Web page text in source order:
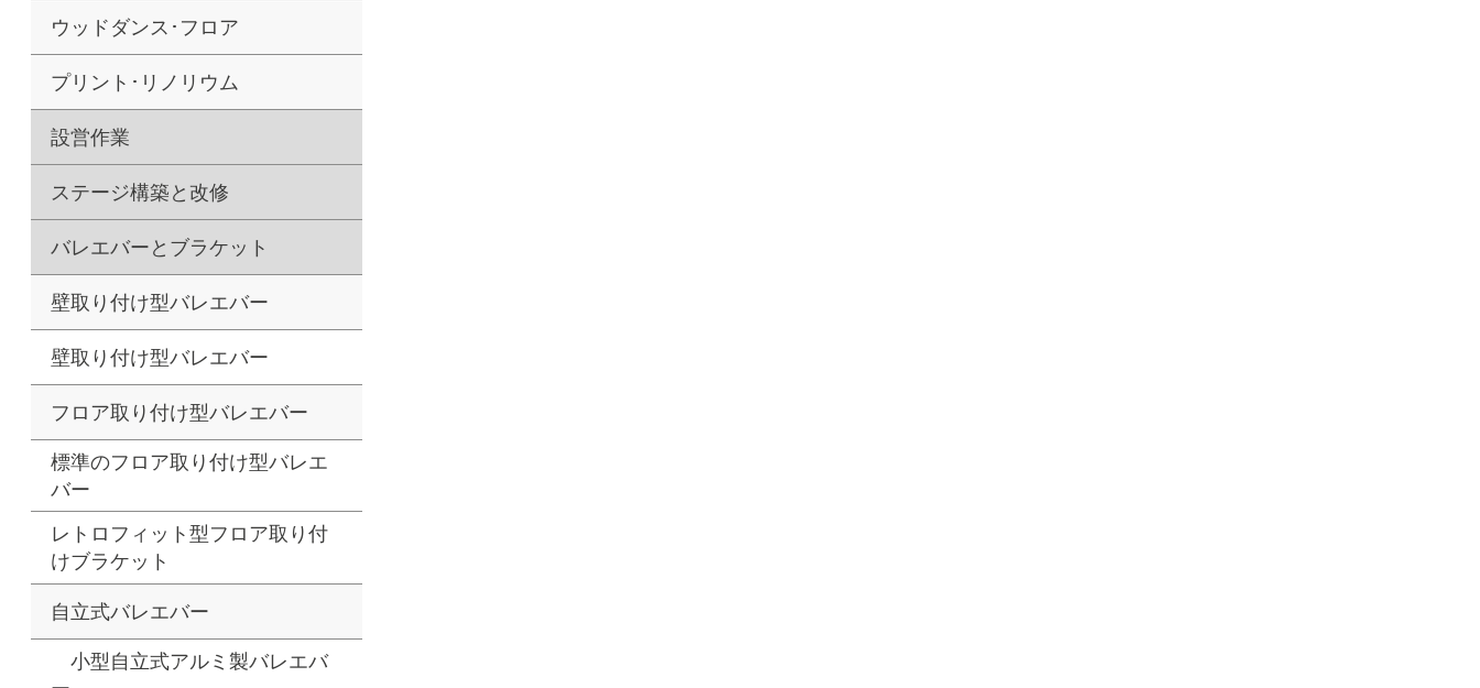
ウッドダンス･フロア
プリント･リノリウム
設営作業
ステージ構築と改修
バレエバーとブラケット
壁取り付け型バレエバー
壁取り付け型バレエバー
フロア取り付け型バレエバー
標準のフロア取り付け型バレエ
バー
レトロフィット型フロア取り付
けブラケット
自立式バレエバー
小型自立式アルミ製バレエバ